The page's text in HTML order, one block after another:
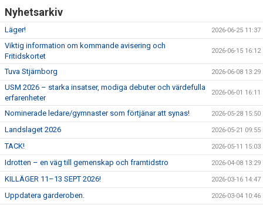
Nyhetsarkiv
Läger! 2026-06-25 11:37
Viktig information om kommande avisering och
Fritidskortet
2026-06-15 16:12
Tuva Stjärnborg 2026-06-08 13:29
USM 2026 – starka insatser, modiga debuter och värdefulla
erfarenheter
2026-06-01 16:11
Nominerade ledare/gymnaster som förtjänar att synas! 2026-05-28 15:50
Landslaget 2026 2026-05-21 09:55
TACK! 2026-05-11 15:03
Idrotten – en väg till gemenskap och framtidstro 2026-04-08 13:29
KILLÄGER 11–13 SEPT 2026! 2026-03-16 14:47
Uppdatera garderoben. 2026-03-04 10:46